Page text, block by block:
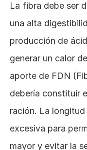
La fibra debe ser
una alta
producción de
generar un calor
aporte de FDN
debería constituir
ración. La
excesiva para
mayor y evitar la